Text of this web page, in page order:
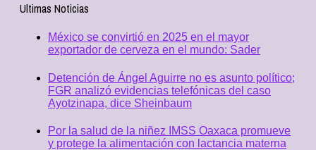
Ultimas Noticias
México se convirtió en 2025 en el mayor
exportador de cerveza en el mundo: Sader
Detención de Ángel Aguirre no es asunto político;
FGR analizó evidencias telefónicas del caso
Ayotzinapa, dice Sheinbaum
Por la salud de la niñez IMSS Oaxaca promueve
y protege la alimentación con lactancia materna